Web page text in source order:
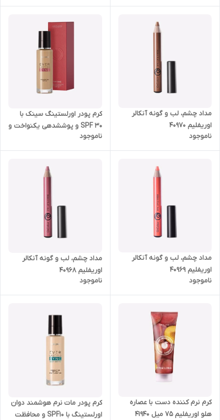
43911
35780
مداد چشم، لب و گونه آنکالر
اوریفلیم 40970
ناموجود
کرم پودر اورلستینگ سینک با
SPF 30 و پوششدهی یکنواخت و
35783
ناموجود
مداد چشم، لب و گونه آنکالر
اوریفلیم 40969
ناموجود
مداد چشم، لب و گونه آنکالر
اوریفلیم 40968
ناموجود
کرم نرم کننده دست با عصاره
هلو اوریفلیم 75 میل 41940
کرم پودر مات نرم هوشمند دوان
اورلستینگ با SPF10 و محافظت